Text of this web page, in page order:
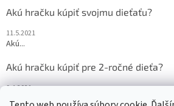
Akú hračku kúpiť svojmu dieťaťu?
11.5.2021
Akú...
Akú hračku kúpiť pre 2-ročné dieťa?
9.4.2021
Akú...